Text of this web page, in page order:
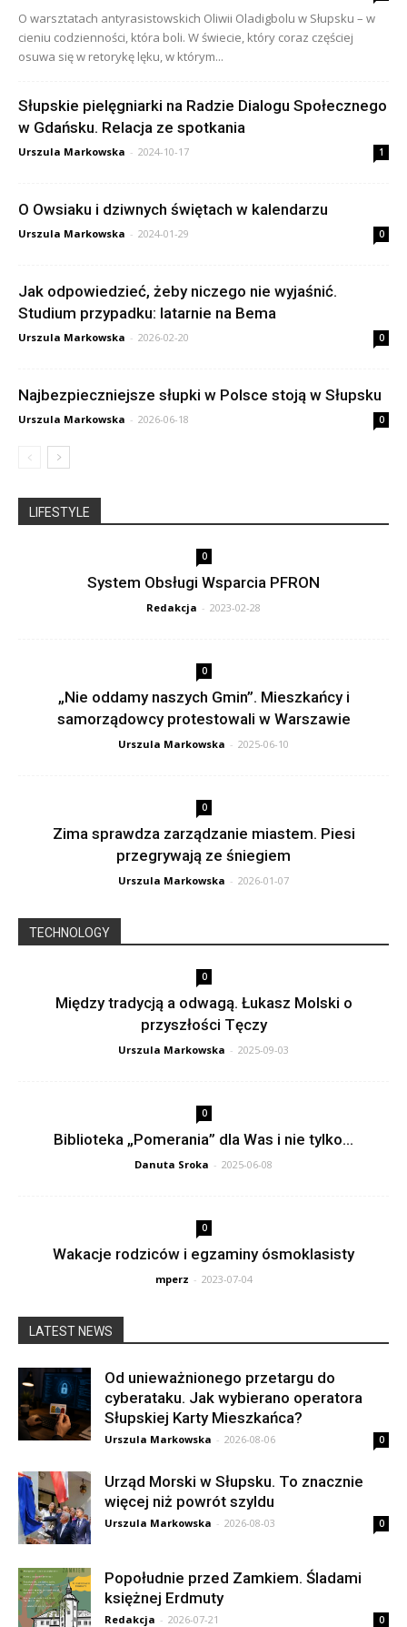
O warsztatach antyrasistowskich Oliwii Oladigbolu w Słupsku – w
cieniu codzienności, która boli. W świecie, który coraz częściej
osuwa się w retorykę lęku, w którym...
Słupskie pielęgniarki na Radzie Dialogu Społecznego
w Gdańsku. Relacja ze spotkania
Urszula Markowska - 2024-10-17 1
O Owsiaku i dziwnych świętach w kalendarzu
Urszula Markowska - 2024-01-29 0
Jak odpowiedzieć, żeby niczego nie wyjaśnić.
Studium przypadku: latarnie na Bema
Urszula Markowska - 2026-02-20 0
Najbezpieczniejsze słupki w Polsce stoją w Słupsku
Urszula Markowska - 2026-06-18 0
LIFESTYLE
0
System Obsługi Wsparcia PFRON
Redakcja - 2023-02-28
0
„Nie oddamy naszych Gmin”. Mieszkańcy i
samorządowcy protestowali w Warszawie
Urszula Markowska - 2025-06-10
0
Zima sprawdza zarządzanie miastem. Piesi
przegrywają ze śniegiem
Urszula Markowska - 2026-01-07
TECHNOLOGY
0
Między tradycją a odwagą. Łukasz Molski o
przyszłości Tęczy
Urszula Markowska - 2025-09-03
0
Biblioteka „Pomerania” dla Was i nie tylko…
Danuta Sroka - 2025-06-08
0
Wakacje rodziców i egzaminy ósmoklasisty
mperz - 2023-07-04
LATEST NEWS
Od unieważnionego przetargu do
cyberataku. Jak wybierano operatora
Słupskiej Karty Mieszkańca?
Urszula Markowska - 2026-08-06 0
Urząd Morski w Słupsku. To znacznie
więcej niż powrót szyldu
Urszula Markowska - 2026-08-03 0
Popołudnie przed Zamkiem. Śladami
księżnej Erdmuty
Redakcja - 2026-07-21 0